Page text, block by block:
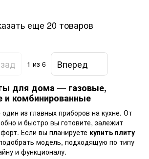
еще 20 товаров
1 из 6
Вперед
для дома — газовые,
и комбинированные
из главных приборов на кухне. От
и быстро вы готовите, залежит
Если вы планируете купить плиту
модель, подходящую по типу
и функционалу.